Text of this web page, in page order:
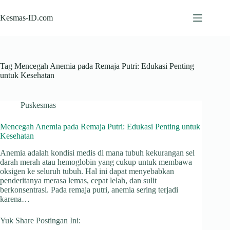
to
content
Kesmas-ID.com
Tag Mencegah Anemia pada Remaja Putri: Edukasi Penting
untuk Kesehatan
Puskesmas
Mencegah Anemia pada Remaja Putri: Edukasi Penting untuk
Kesehatan
Anemia adalah kondisi medis di mana tubuh kekurangan sel
darah merah atau hemoglobin yang cukup untuk membawa
oksigen ke seluruh tubuh. Hal ini dapat menyebabkan
penderitanya merasa lemas, cepat lelah, dan sulit
berkonsentrasi. Pada remaja putri, anemia sering terjadi
karena…
Yuk Share Postingan Ini: